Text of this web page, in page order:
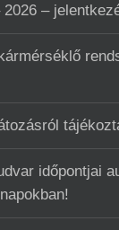
–
️időpontjai